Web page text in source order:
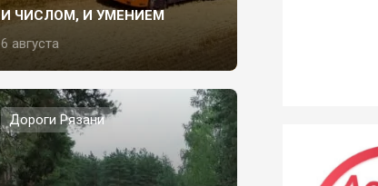
И ЧИСЛОМ, И УМЕНИЕМ
6 августа
Дороги Рязани